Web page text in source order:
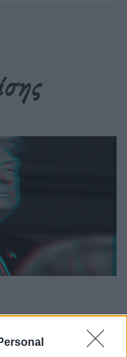
ακριβό meme